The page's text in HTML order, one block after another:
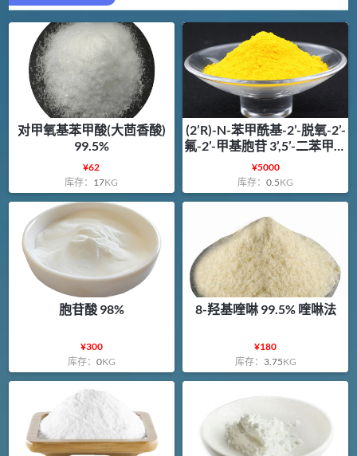
对甲氧基苯甲酸(大茴香酸)
99.5%
¥62
库存： 17KG
(2’R)-N-苯甲酰基-2’-脱氧-2’-
氟-2’-甲基胞苷 3’,5’-二苯甲酸
酯 99%
¥5000
库存：0.5KG
胞苷酸 98%
¥300
库存： 0KG
8-羟基喹啉 99.5% 喹啉法
¥180
库存： 3.75KG